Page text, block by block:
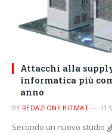
Attacchi alla
informatica più
anno
BY REDAZIONE BITMAT 11
Secondo un nuovo studio